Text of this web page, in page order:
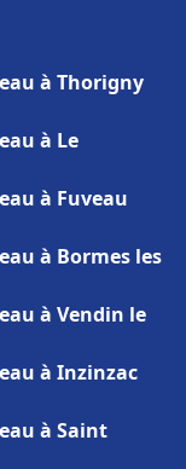
à Thorigny
à Le
à Fuveau
à Bormes les
à Vendin le
à Inzinzac
à Saint